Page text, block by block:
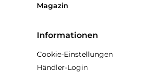
Magazin
Informationen
Cookie-Einstellungen
Händler-Login